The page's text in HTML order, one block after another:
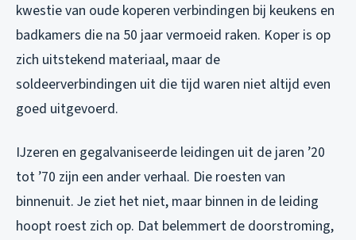
kwestie van oude koperen verbindingen bij keukens en
badkamers die na 50 jaar vermoeid raken. Koper is op
zich uitstekend materiaal, maar de
soldeerverbindingen uit die tijd waren niet altijd even
goed uitgevoerd.
IJzeren en gegalvaniseerde leidingen uit de jaren ’20
tot ’70 zijn een ander verhaal. Die roesten van
binnenuit. Je ziet het niet, maar binnen in de leiding
hoopt roest zich op. Dat belemmert de doorstroming,